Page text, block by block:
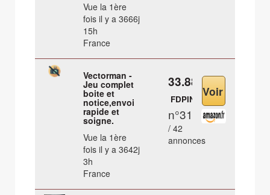
Vue la 1ère
fois il y a 3666j
15h
France
Vectorman -
Jeu complet
boite et
notice,envoi
rapide et
soigne.
Vue la 1ère
fois il y a 3642j
3h
France
33.88 €
FDPIN
n°31
/ 42
annonces